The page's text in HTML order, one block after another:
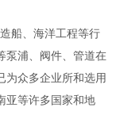
船、海洋工程等行
泵浦、阀件、管道在
为众多企业所和选用
亚等许多国家和地